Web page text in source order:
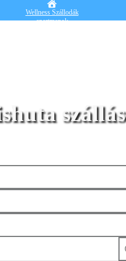
Wellness Szállodák
apartmanok
szállás